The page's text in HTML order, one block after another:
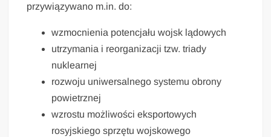
przywiązywano m.in. do:
wzmocnienia potencjału wojsk lądowych
utrzymania i reorganizacji tzw. triady
nuklearnej
rozwoju uniwersalnego systemu obrony
powietrznej
wzrostu możliwości eksportowych
rosyjskiego sprzętu wojskowego